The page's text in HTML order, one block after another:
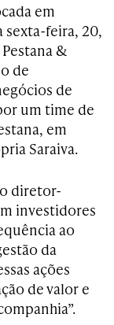
em
sexta-feira, 20,
&
de
de
um time de
em
Saraiva.
diretor-
investidores
ao
da
ações
de valor e